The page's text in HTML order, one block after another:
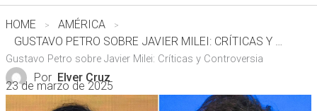
HOME
AMÉRICA
GUSTAVO PETRO SOBRE JAVIER MILEI: CRÍTICAS Y CONTROVERSIA
Gustavo Petro sobre Javier Milei: Críticas y Controversia
Por Elver Cruz
23 de marzo de 2025